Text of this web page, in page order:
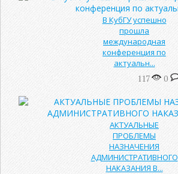
В КубГУ успешно
прошла
международная
конференция по
актуальн...
117 0
АКТУАЛЬНЫЕ
ПРОБЛЕМЫ
НАЗНАЧЕНИЯ
АДМИНИСТРАТИВНОГО
НАКАЗАНИЯ В...